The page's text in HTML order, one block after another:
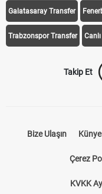
Galatasaray Transfer
Trabzonspor Transfer
Takip Et
Bize Ulaşın Künye
Çerez
KVKK